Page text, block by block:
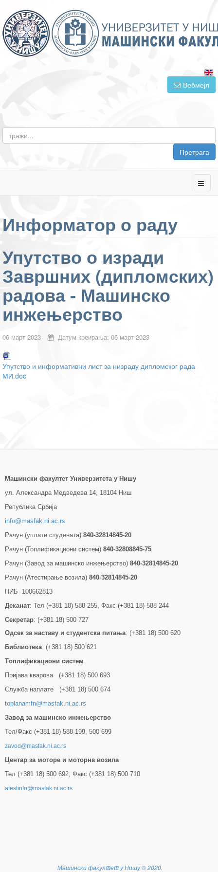
Вебмејл
Претрага
Информатор о раду
Упутство о изради
Завршних (дипломских)
радова - Машинско
инжењерство
06 март 2023 Датум креирања: 06 март 2023
Упутство и информативни лист за низраду дипломског рада
МИ.doc
Машински факултет Универзитетa у Нишу
ул. Александра Медведева 14, 18104 Ниш
Република Србија
info@masfak.ni.ac.rs
Рачун (уплате студената) 840-32814845-20
Рачун (Топлификациони систем) 840-32808845-75
Рачун (Завод за машинско инжењерство) 840-32814845-20
Рачун (Атестирање возила) 840-32814845-20
ПИБ 100662813
Деканат: Тел (+381 18) 588 255, Факс (+381 18) 588 244
Секретар: (+381 18) 500 727
Одсек за наставу и студентска питања: (+381 18) 500 620
Библиотека: (+381 18) 500 621
Tоплификациони систем
Пријава кварова (+381 18) 500 693
Служба наплате (+381 18) 500 674
toplanamfn@masfak.ni.ac.rs
Завод за машинско инжењерство
Тел/Факс (+381 18) 588 199, 500 699
zavod@masfak.ni.ac.rs
Центар за моторе и моторна возила
Тел (+381 18) 500 692, Факс (+381 18) 500 710
atestinfo@masfak.ni.ac.rs
Машински факултет у Нишу©2020.